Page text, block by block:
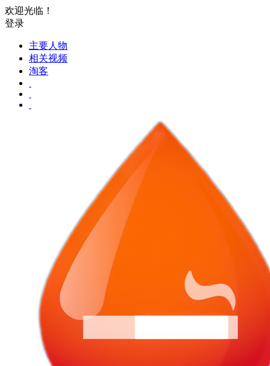
欢迎光临！
登录
主要人物
相关视频
淘客